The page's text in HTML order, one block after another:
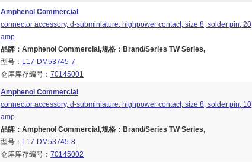
Amphenol Commercial
connector accessory, d-subminiature, highpower contact, size 8, solder pin, 20
amp
品牌：Amphenol Commercial,规格：Brand/Series TW Series,
型号： L17-DM53745-7
仓库库存编号： 70145001
Amphenol Commercial
connector accessory, d-subminiature, highpower contact, size 8, solder pin, 10
amp
品牌：Amphenol Commercial,规格：Brand/Series TW Series,
型号： L17-DM53745-8
仓库库存编号： 70145002